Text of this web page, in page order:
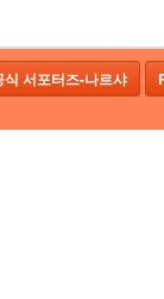
식 서포터즈-나르샤